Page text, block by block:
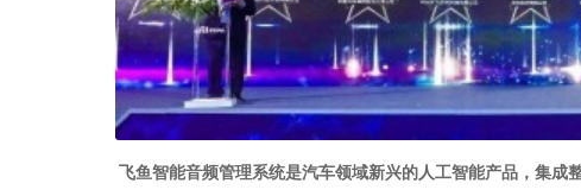
飞鱼智能音频管理系统是汽车领域新兴的人工智能产品，集